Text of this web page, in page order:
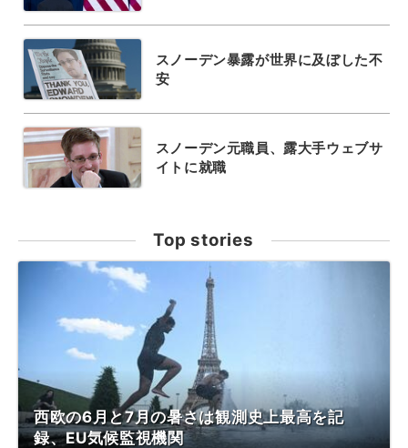
スノーデン暴露が世界に及ぼした不
安
スノーデン元職員、露大手ウェブサ
イトに就職
Top stories
西欧の6月と7月の暑さは観測史上最高を記
録、EU気候監視機関